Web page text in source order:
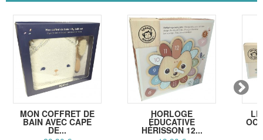
MON COFFRET DE
BAIN AVEC CAPE
DE...
HORLOGE
ÉDUCATIVE
HÉRISSON 12...